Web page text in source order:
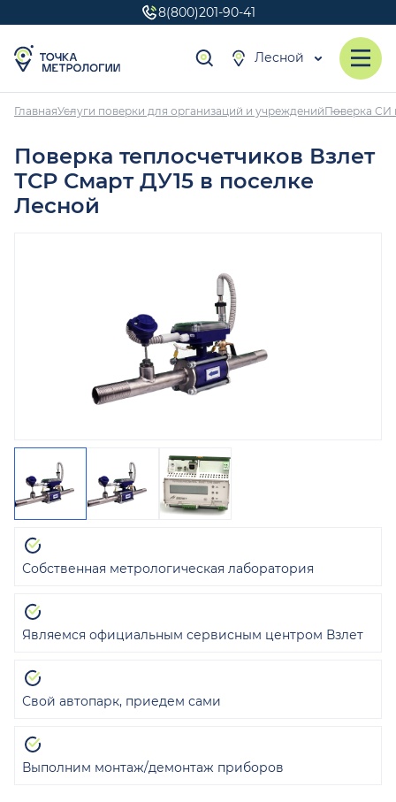
8(800)201-90-41
Лесной
ГлавнаяУслуги поверки для организаций и учрежденийПоверка СИ
Поверка теплосчетчиков Взлет
ТСР Смарт ДУ15 в поселке
Лесной
Собственная метрологическая лаборатория
Являемся официальным сервисным центром Взлет
Свой автопарк, приедем сами
Выполним монтаж/демонтаж приборов